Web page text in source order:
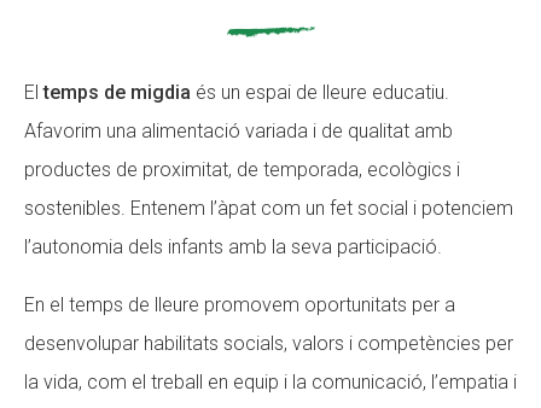
Eltemps de migdia és un espai de lleure educatiu.
Afavorim una alimentació variada i de qualitat amb
productes de proximitat, de temporada, ecològics i
sostenibles. Entenem l’àpat com un fet social i potenciem
l’autonomia dels infants amb la seva participació.
En el temps de lleure promovem oportunitats per a
desenvolupar habilitats socials, valors i competències per
la vida, com el treball en equip i la comunicació, l’empatia i